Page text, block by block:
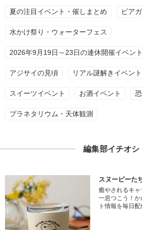
夏の注目イベント・催しまとめ ビア
水かけ祭り・ウォーターフェス
2026年9月19日～23日の連休開催イベント
アジサイの見頃 リアル謎解きイベント
スイーツイベント お酒イベント
プラネタリウム・天体観測
編集部イチオシ
スヌーピーた
癒やされるキャ
一息つこう！
ト情報を毎日配